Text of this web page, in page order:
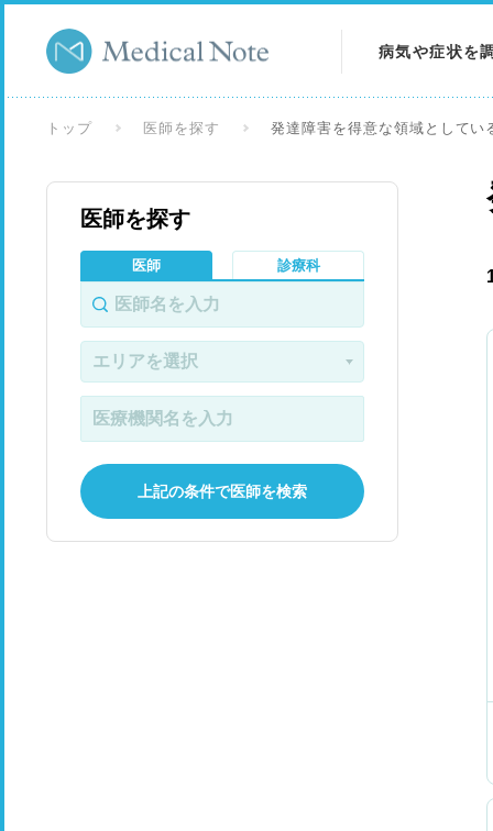
病気や症状を
トップ 医師を探す 発達障害を得意な領域としてい
医師を探す
医師 診療科
上記の条件で医師を検索